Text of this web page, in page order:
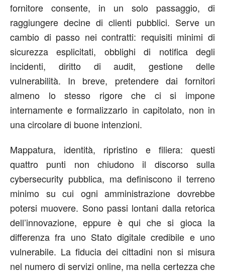
fornitore consente, in un solo passaggio, di
raggiungere decine di clienti pubblici. Serve un
cambio di passo nei contratti: requisiti minimi di
sicurezza esplicitati, obblighi di notifica degli
incidenti, diritto di audit, gestione delle
vulnerabilità. In breve, pretendere dai fornitori
almeno lo stesso rigore che ci si impone
internamente e formalizzarlo in capitolato, non in
una circolare di buone intenzioni.
Mappatura, identità, ripristino e filiera: questi
quattro punti non chiudono il discorso sulla
cybersecurity pubblica, ma definiscono il terreno
minimo su cui ogni amministrazione dovrebbe
potersi muovere. Sono passi lontani dalla retorica
dell’innovazione, eppure è qui che si gioca la
differenza fra uno Stato digitale credibile e uno
vulnerabile. La fiducia dei cittadini non si misura
nel numero di servizi online, ma nella certezza che